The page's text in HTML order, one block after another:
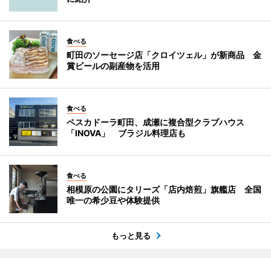
食べる
町田のソーセージ店「クロイツェル」が新商品 金
賞ビールの副産物を活用
食べる
ペスカドーラ町田、成瀬に複合型クラブハウス
「INOVA」 ブラジル料理店も
食べる
相模原の公園にタリーズ「店内焙煎」旗艦店 全国
唯一の希少豆や体験提供
もっと見る